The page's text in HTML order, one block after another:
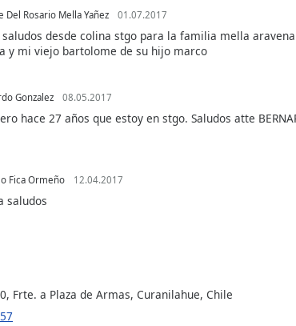
Del Rosario Mella Yañez 01.07.2017
desde colina stgo para la familia mella
y mi viejo bartolome de su hijo marco
Gonzalez 08.05.2017
hace 27 años que estoy en stgo. Saludos atte
Fica Ormeño 12.04.2017
saludos
Frte. a Plaza de Armas, Curanilahue, Chile